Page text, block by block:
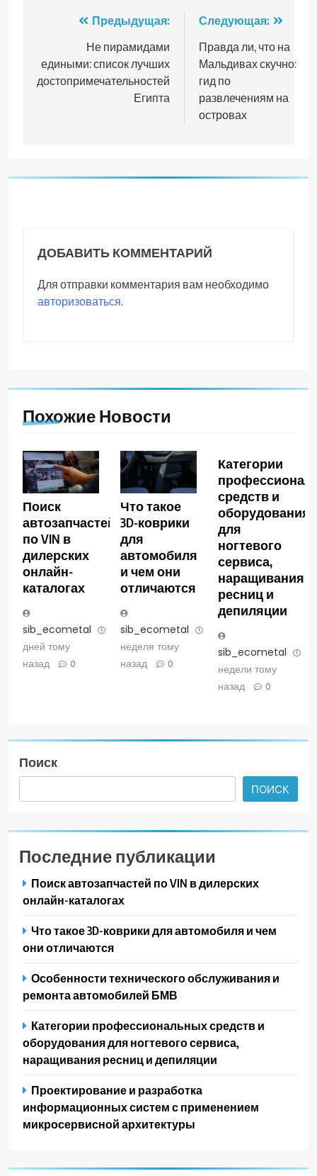
Навигация
записям
Предыдущая:
Не пирамидами
едиными: список лучших
достопримечательностей
Египта
Следующая:
Правда ли, что на
Мальдивах скучно:
гид по
развлечениям на
островах
ДОБАВИТЬ КОММЕНТАРИЙ
Для отправки комментария вам необходимо
авторизоваться.
Похожие Новости
Поиск
автозапчастей
по VIN в
дилерских
онлайн-
каталогах
sib_ecometal
дней тому
назад
0
Что такое
3D-коврики
для
автомобиля
и чем они
отличаются
sib_ecometal
неделя тому
назад
0
Категории
средств и
оборудования
для
ногтевого
сервиса,
наращивания
ресниц и
депиляции
sib_ecometal
недели тому
назад
0
Поиск
ПОИСК
Последние публикации
Поиск автозапчастей по VIN в дилерских
онлайн-каталогах
Что такое 3D-коврики для автомобиля и чем
они отличаются
Особенности технического обслуживания и
ремонта автомобилей БМВ
Категории профессиональных средств и
оборудования для ногтевого сервиса,
наращивания ресниц и депиляции
Проектирование и разработка
информационных систем с применением
микросервисной архитектуры